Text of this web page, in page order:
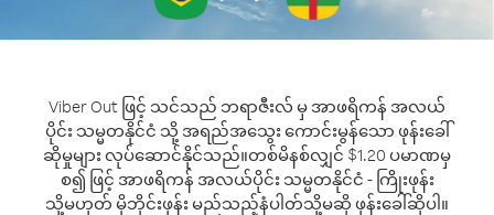
Viber Out ဖြင့် သင်သည် ဘရာဇီးလ် မှ အာဖရိကန် အလယ်
ပိုင်း သမ္မတနိုင်ငံ သို့ အရည်အသွေး ကောင်းမွန်သော ဖုန်းခေါ်
ဆိုမှုများ လုပ်ဆောင်နိုင်သည်။တစ်မိနစ်လျှင် $1.20 ပမာဏမှ
စ၍ ဖြင့် အာဖရိကန် အလယ်ပိုင်း သမ္မတနိုင်ငံ - ကြိုးဖုန်း
သို့မဟုတ် မိုဘိုင်းဖုန်း မည်သည့်နံပါတ်သို့မဆို ဖုန်းခေါ်ဆိုပါ။